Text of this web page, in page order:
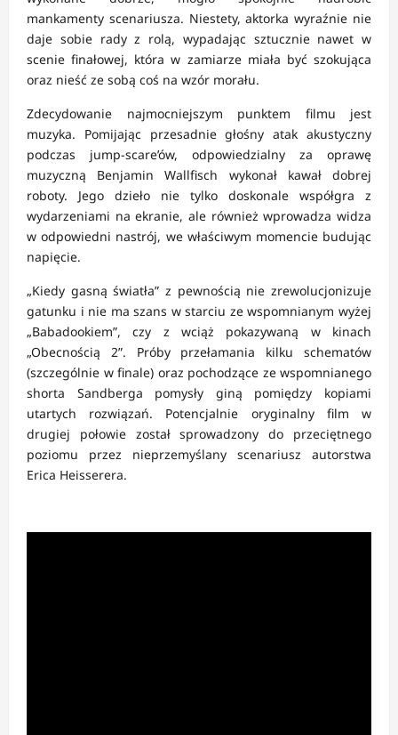
mankamenty scenariusza. Niestety, aktorka wyraźnie nie
daje sobie rady z rolą, wypadając sztucznie nawet w
scenie finałowej, która w zamiarze miała być szokująca
oraz nieść ze sobą coś na wzór morału.
Zdecydowanie najmocniejszym punktem filmu jest
muzyka. Pomijając przesadnie głośny atak akustyczny
podczas jump-scare’ów, odpowiedzialny za oprawę
muzyczną Benjamin Wallfisch wykonał kawał dobrej
roboty. Jego dzieło nie tylko doskonale współgra z
wydarzeniami na ekranie, ale również wprowadza widza
w odpowiedni nastrój, we właściwym momencie budując
napięcie.
„Kiedy gasną światła” z pewnością nie zrewolucjonizuje
gatunku i nie ma szans w starciu ze wspomnianym wyżej
„Babadookiem”, czy z wciąż pokazywaną w kinach
„Obecnością 2”. Próby przełamania kilku schematów
(szczególnie w finale) oraz pochodzące ze wspomnianego
shorta Sandberga pomysły giną pomiędzy kopiami
utartych rozwiązań. Potencjalnie oryginalny film w
drugiej połowie został sprowadzony do przeciętnego
poziomu przez nieprzemyślany scenariusz autorstwa
Erica Heisserera.